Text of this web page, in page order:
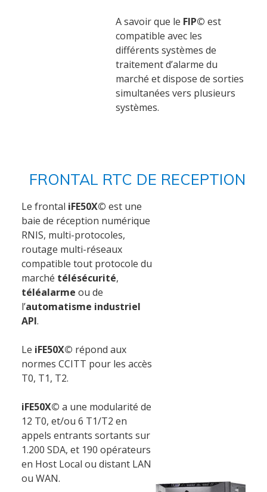
A savoir que le FIP© est
compatible avec les
différents systèmes de
traitement d’alarme du
marché et dispose de sorties
simultanées vers plusieurs
systèmes.
FRONTAL RTC DE RECEPTION
Le frontal iFE50X© est une
baie de réception numérique
RNIS, multi-protocoles,
routage multi-réseaux
compatible tout protocole du
marché télésécurité,
téléalarme ou de
l’automatisme industriel
API.
Le iFE50X© répond aux
normes CCITT pour les accès
T0, T1, T2.
iFE50X© a une modularité de
12 T0, et/ou 6 T1/T2 en
appels entrants sortants sur
1.200 SDA, et 190 opérateurs
en Host Local ou distant LAN
ou WAN.
Accueil
Société
Notre équipe
Data Center
Certifications
Services
Audit et conseil
Support Technique